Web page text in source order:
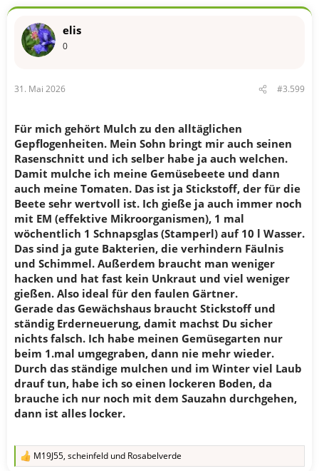
k
o
:
elis
0
31. Mai 2026 #3.599
Für mich gehört Mulch zu den alltäglichen
Gepflogenheiten. Mein Sohn bringt mir auch seinen
Rasenschnitt und ich selber habe ja auch welchen.
Damit mulche ich meine Gemüsebeete und dann
auch meine Tomaten. Das ist ja Stickstoff, der für die
Beete sehr wertvoll ist. Ich gieße ja auch immer noch
mit EM (effektive Mikroorganismen), 1 mal
wöchentlich 1 Schnapsglas (Stamperl) auf 10 l Wasser.
Das sind ja gute Bakterien, die verhindern Fäulnis
und Schimmel. Außerdem braucht man weniger
hacken und hat fast kein Unkraut und viel weniger
gießen. Also ideal für den faulen Gärtner.
Gerade das Gewächshaus braucht Stickstoff und
ständig Erderneuerung, damit machst Du sicher
nichts falsch. Ich habe meinen Gemüsegarten nur
beim 1.mal umgegraben, dann nie mehr wieder.
Durch das ständige mulchen und im Winter viel Laub
drauf tun, habe ich so einen lockeren Boden, da
brauche ich nur noch mit dem Sauzahn durchgehen,
dann ist alles locker.
R
M19J55, scheinfeld und Rosabelverde